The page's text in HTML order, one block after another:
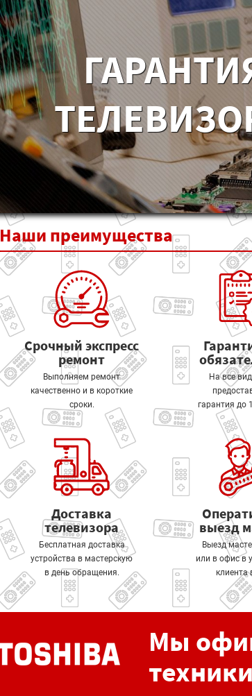
Наши преимущества
Срочный экспресс
ремонт
Выполняем ремонт
качественно и в короткие
сроки.
На все
гарантия до
Доставка
телевизора
Бесплатная доставка
устройства в мастерскую
в день обращения.
выезд
Выезд
или в офис в
клиента
Мы